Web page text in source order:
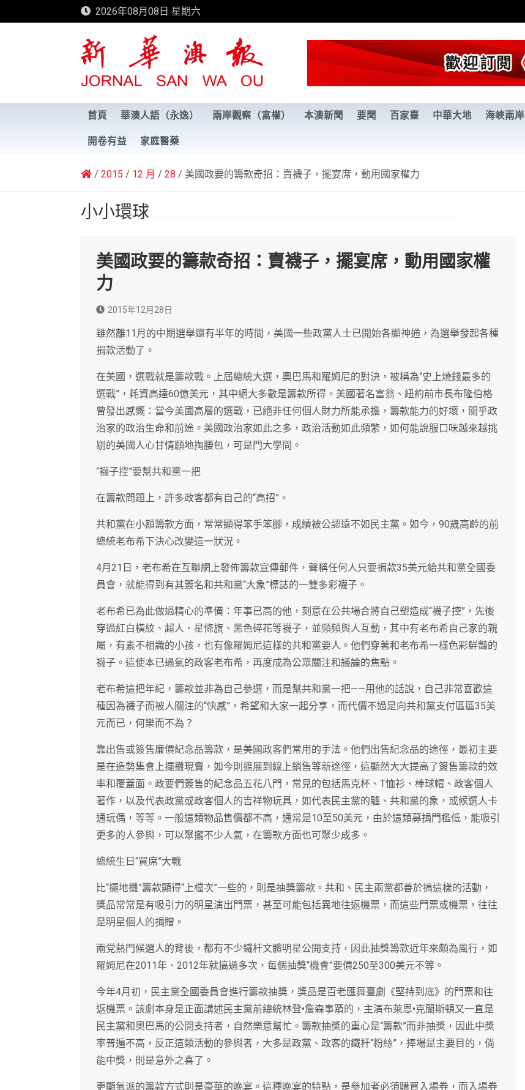
to
2026年08月08日 星期六
新華澳報
首頁 華澳人語（永逸） 兩岸觀察（富權） 本澳新聞 要聞 百家臺 中華大地 海峽兩岸
開卷有益 家庭醫藥
2015 12 月 28 美國政要的籌款奇招：賣襪子，擺宴席，動用國家權力
小小環球
美國政要的籌款奇招：賣襪子，擺宴席，動用國家權
力
2015年12月28日
雖然離11月的中期選舉還有半年的時間，美國一些政黨人士已開始各顯神通，為選舉發起各種
捐款活動了。
在美國，選戰就是籌款戰。上屆總統大選，奧巴馬和羅姆尼的對決，被稱為“史上燒錢最多的
選戰”，耗資高達60億美元，其中絕大多數是籌款所得。美國著名富翁、紐約前市長布隆伯格
曾發出感慨：當今美國高層的選戰，已絕非任何個人財力所能承擔，籌款能力的好壞，關乎政
治家的政治生命和前途。美國政治家如此之多，政治活動如此頻繁，如何能說服口味越來越挑
剔的美國人心甘情願地掏腰包，可是門大學問。
“襪子控”要幫共和黨一把
在籌款問題上，許多政客都有自己的“高招”。
共和黨在小額籌款方面，常常顯得笨手笨腳，成績被公認遠不如民主黨。如今，90歲高齡的前
總統老布希下決心改變這一狀況。
4月21日，老布希在互聯網上發佈籌款宣傳郵件，聲稱任何人只要捐款35美元給共和黨全國委
員會，就能得到有其簽名和共和黨“大象”標誌的一雙多彩襪子。
老布希已為此做過精心的準備：年事已高的他，刻意在公共場合將自己塑造成“襪子控”，先後
穿過紅白橫紋、超人、星條旗、黑色碎花等襪子，並頻頻與人互動，其中有老布希自己家的親
屬，有素不相識的小孩，也有像羅姆尼這樣的共和黨要人。他們穿著和老布希一樣色彩鮮豔的
襪子。這使本已過氣的政客老布希，再度成為公眾關注和議論的焦點。
老布希這把年紀，籌款並非為自己參選，而是幫共和黨一把——用他的話說，自己非常喜歡這
種因為襪子而被人關注的“快感”，希望和大家一起分享，而代價不過是向共和黨支付區區35美
元而已，何樂而不為？
靠出售或簽售廉價紀念品籌款，是美國政客們常用的手法。他們出售紀念品的途徑，最初主要
是在造勢集會上擺攤現賣，如今則擴展到線上銷售等新途徑，這顯然大大提高了簽售籌款的效
率和覆蓋面。政要們簽售的紀念品五花八門，常見的包括馬克杯、T恤衫、棒球帽、政客個人
著作，以及代表政黨或政客個人的吉祥物玩具，如代表民主黨的驢、共和黨的象，或候選人卡
通玩偶，等等。一般這類物品售價都不高，通常是10至50美元，由於這類募捐門檻低，能吸引
更多的人參與，可以聚攏不少人氣，在籌款方面也可聚少成多。
總統生日“買席”大戰
比“擺地攤”籌款顯得“上檔次”一些的，則是抽獎籌款。共和、民主兩黨都善於搞這樣的活動，
獎品常常是有吸引力的明星演出門票，甚至可能包括異地往返機票，而這些門票或機票，往往
是明星個人的捐贈。
兩党熱門候選人的背後，都有不少鐵杆文體明星公開支持，因此抽獎籌款近年來頗為風行，如
羅姆尼在2011年、2012年就搞過多次，每個抽獎“機會”要價250至300美元不等。
今年4月初，民主黨全國委員會進行籌款抽獎，獎品是百老匯舞臺劇《堅持到底》的門票和往
返機票。該劇本身是正面講述民主黨前總統林登•詹森事蹟的，主演布萊恩•克蘭斯頓又一直是
民主黨和奧巴馬的公開支持者，自然樂意幫忙。籌款抽獎的重心是“籌款”而非抽獎，因此中獎
率普遍不高，反正這類活動的參與者，大多是政黨、政客的鐵杆“粉絲”，捧場是主要目的，倘
能中獎，則是意外之喜了。
更顯氣派的籌款方式則是豪華的晚宴。這種晚宴的特點，是參加者必須購買入場券，而入場券